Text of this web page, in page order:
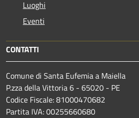
Luoghi
Eventi
CONTATTI
Comune di Santa Eufemia a Maiella
P.zza della Vittoria 6 - 65020 - PE
Codice Fiscale: 81000470682
Partita IVA: 00255660680